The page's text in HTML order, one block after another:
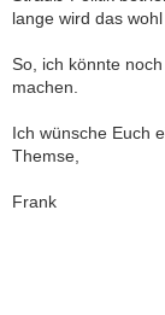
lange wird das
So, ich könnte
machen.
Ich wünsche Euch
Themse,
Frank